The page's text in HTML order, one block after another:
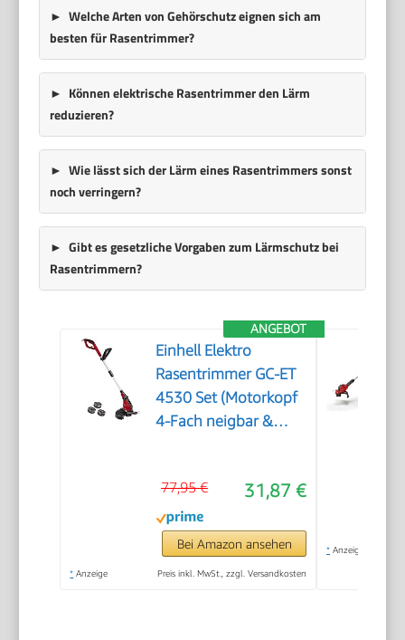
Welche Arten von Gehörschutz eignen sich am
besten für Rasentrimmer?
Können elektrische Rasentrimmer den Lärm
reduzieren?
Wie lässt sich der Lärm eines Rasentrimmers sonst
noch verringern?
Gibt es gesetzliche Vorgaben zum Lärmschutz bei
Rasentrimmern?
ANGEBOT
Einhell Elektro
Rasentrimmer GC-ET
4530 Set (Motorkopf
4-Fach neigbar &
stufenlos
teleskopierbar,
Flowerguard)
31,87 €
77,95 €
Bei Amazon ansehen
* Anzeige Preis inkl. MwSt., zzgl. Versandkosten
* Anzeige